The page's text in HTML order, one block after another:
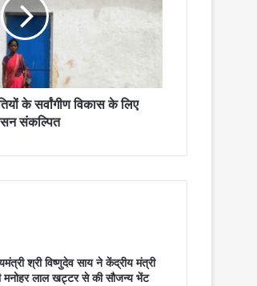
के सर्वांगीण विकास के लिए
संकल्पित
श्री विष्णुदेव साय ने केंद्रीय मंत्री
मनोहर लाल खट्टर से की सौजन्य भेंट